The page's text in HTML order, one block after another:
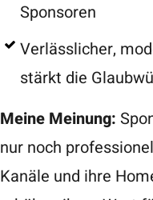
Sponsoren
Verlässlicher,
stärkt die
Meine Meinung:
nur noch
Kanäle und ihre